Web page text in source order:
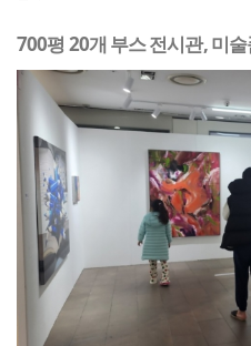
700평 20개 부스 전시관, 미